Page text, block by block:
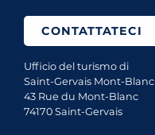
CONTATTATECI
Ufficio del turismo di
Saint-Gervais Mont-Blanc
43 Rue du Mont-Blanc
74170 Saint-Gervais